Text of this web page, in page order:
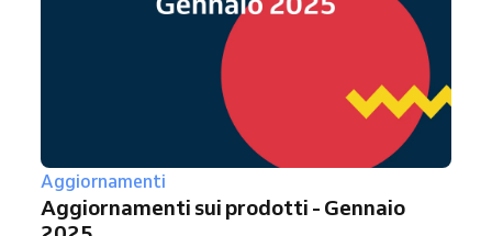
Aggiornamenti
Aggiornamenti sui prodotti - Gennaio